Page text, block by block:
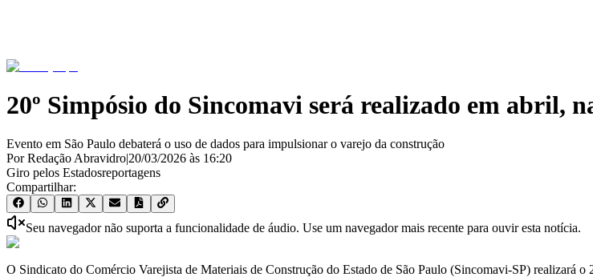
20º Simpósio do Sincomavi será realizado em abril,
Evento em São Paulo debaterá o uso de dados para impulsionar o varejo da construção
Por Redação Abravidro|20/03/2026 às 16:20
Giro pelos Estadosreportagens
Compartilhar:
Seu navegador não suporta a funcionalidade de áudio. Use um navegador mais recente para ouvir esta notícia.
O Sindicato do Comércio Varejista de Materiais de Construção do Estado de São Paulo (Sincomavi-SP) realizará